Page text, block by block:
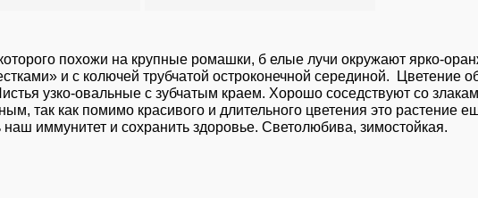
похожи на крупные ромашки, б елые лучи окружают ярко-
и с колючей трубчатой остроконечной серединой. Цветение
узко-овальные с зубчатым краем. Хорошо соседствуют со
так как помимо красивого и длительного цветения это растение
иммунитет и сохранить здоровье. Светолюбива, зимостойкая.